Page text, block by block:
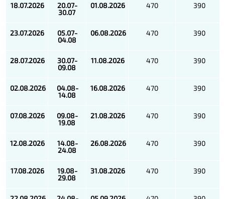
18.07.2026
20.07-
30.07
01.08.2026 470 390
23.07.2026
05.07-
04.08
06.08.2026 470 390
28.07.2026
30.07-
09.08
11.08.2026 470 390
02.08.2026
04.08-
14.08
16.08.2026 470 390
07.08.2026
09.08-
19.08
21.08.2026 470 390
12.08.2026
14.08-
24.08
26.08.2026 470 390
17.08.2026
19.08-
29.08
31.08.2026 470 390